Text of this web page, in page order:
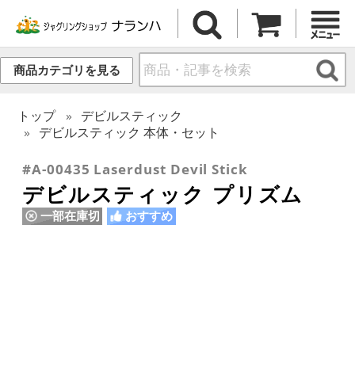
商品カテゴリを見る
トップ
デビルスティック
デビルスティック 本体・セット
#A-00435 Laserdust Devil Stick
デビルスティック プリズム
一部在庫切 おすすめ